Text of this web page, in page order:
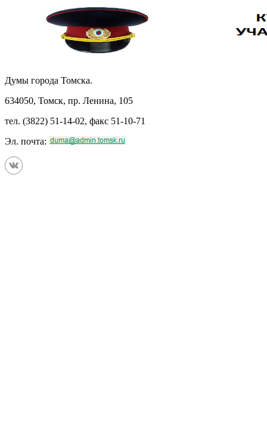
Думы города Томска.
634050, Томск, пр. Ленина, 105
тел. (3822) 51-14-02, факс 51-10-71
Эл. почта: